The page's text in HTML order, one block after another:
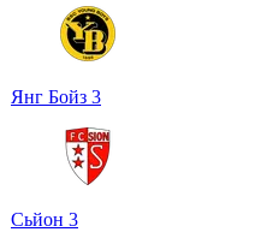
Янг Бойз 3
Сьйон 3